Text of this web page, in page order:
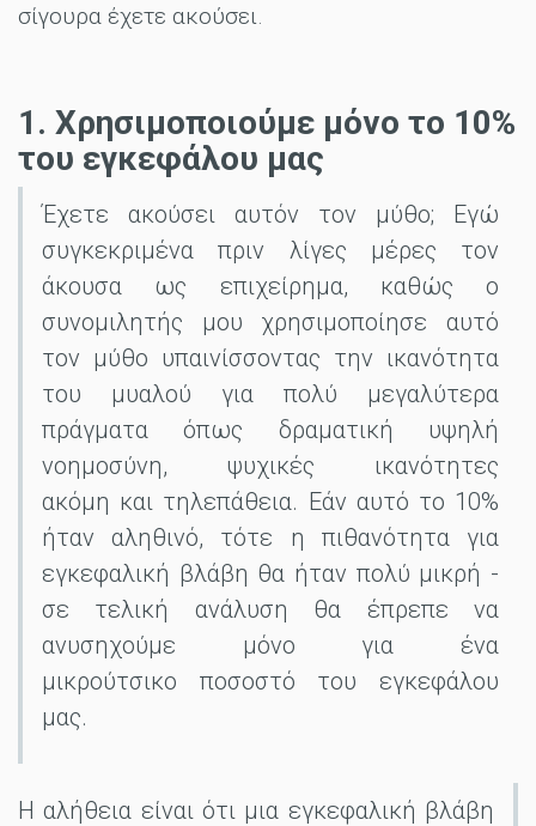
σίγουρα έχετε ακούσει.
1. Χρησιμοποιούμε μόνο το 10%
του εγκεφάλου μας
Έχετε ακούσει αυτόν τον μύθο; Εγώ
συγκεκριμένα πριν λίγες μέρες τον
άκουσα ως επιχείρημα, καθώς ο
συνομιλητής μου χρησιμοποίησε αυτό
τον μύθο υπαινίσσοντας την ικανότητα
του μυαλού για πολύ μεγαλύτερα
πράγματα όπως δραματική υψηλή
νοημοσύνη, ψυχικές ικανότητες
ακόμη και τηλεπάθεια. Εάν αυτό το 10%
ήταν αληθινό, τότε η πιθανότητα για
εγκεφαλική βλάβη θα ήταν πολύ μικρή -
σε τελική ανάλυση θα έπρεπε να
ανυσηχούμε μόνο για ένα
μικρούτσικο ποσοστό του εγκεφάλου
μας.
Η αλήθεια είναι ότι μια εγκεφαλική βλάβη